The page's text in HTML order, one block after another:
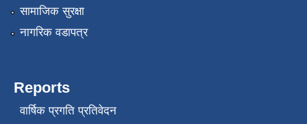
सामाजिक सुरक्षा
नागरिक वडापत्र
Reports
वार्षिक प्रगति प्रतिवेदन